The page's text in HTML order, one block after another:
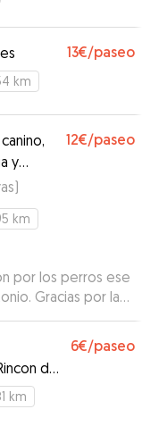
13€/paseo
km
y
12€/paseo
)
km
por los perros ese
Gracias por la
cuidado a Sara”
de
6€/paseo
km